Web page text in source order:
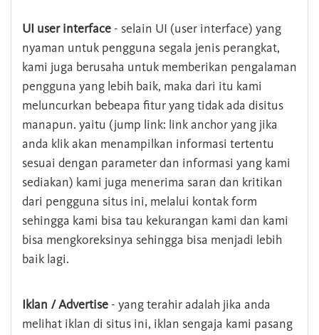
UI user interface - selain UI (user interface) yang
nyaman untuk pengguna segala jenis perangkat,
kami juga berusaha untuk memberikan pengalaman
pengguna yang lebih baik, maka dari itu kami
meluncurkan bebeapa fitur yang tidak ada disitus
manapun. yaitu (jump link: link anchor yang jika
anda klik akan menampilkan informasi tertentu
sesuai dengan parameter dan informasi yang kami
sediakan) kami juga menerima saran dan kritikan
dari pengguna situs ini, melalui kontak form
sehingga kami bisa tau kekurangan kami dan kami
bisa mengkoreksinya sehingga bisa menjadi lebih
baik lagi.
Iklan / Advertise - yang terahir adalah jika anda
melihat iklan di situs ini, iklan sengaja kami pasang